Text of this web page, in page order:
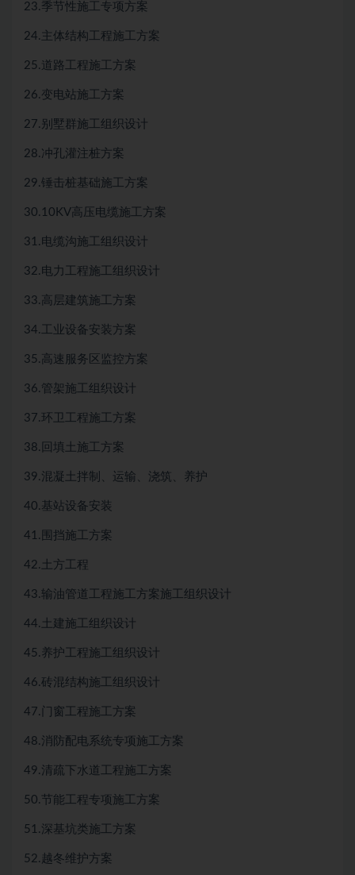
23.季节性施工专项方案
24.主体结构工程施工方案
25.道路工程施工方案
26.变电站施工方案
27.别墅群施工组织设计
28.冲孔灌注桩方案
29.锤击桩基础施工方案
30.10KV高压电缆施工方案
31.电缆沟施工组织设计
32.电力工程施工组织设计
33.高层建筑施工方案
34.工业设备安装方案
35.高速服务区监控方案
36.管架施工组织设计
37.环卫工程施工方案
38.回填土施工方案
39.混凝土拌制、运输、浇筑、养护
40.基站设备安装
41.围挡施工方案
42.土方工程
43.输油管道工程施工方案施工组织设计
44.土建施工组织设计
45.养护工程施工组织设计
46.砖混结构施工组织设计
47.门窗工程施工方案
48.消防配电系统专项施工方案
49.清疏下水道工程施工方案
50.节能工程专项施工方案
51.深基坑类施工方案
52.越冬维护方案